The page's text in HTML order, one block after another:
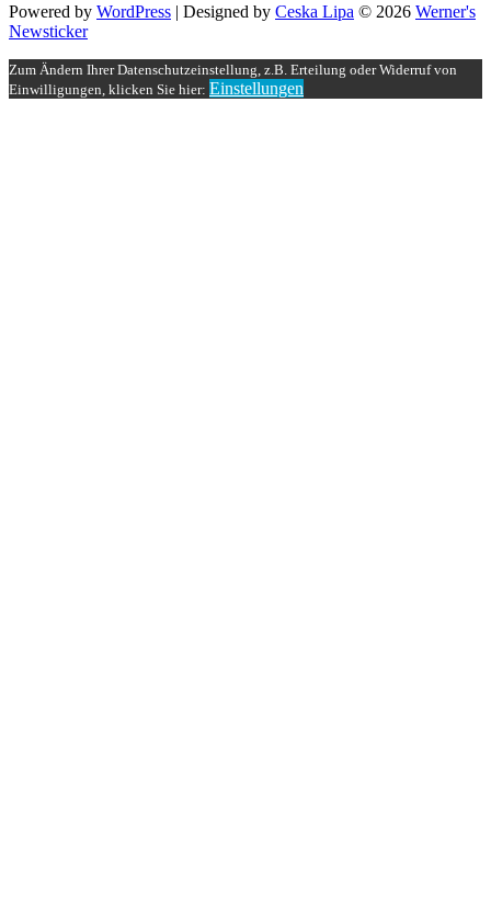
Powered by WordPress | Designed by Ceska Lipa © 2026 Werner's
Newsticker
Zum Ändern Ihrer Datenschutzeinstellung, z.B. Erteilung oder Widerruf von
Einwilligungen, klicken Sie hier: Einstellungen